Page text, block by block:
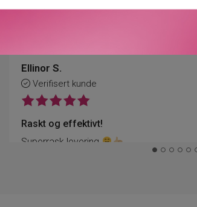
Ellinor S.
Verifisert kunde
Raskt og effektivt!
Superrask levering